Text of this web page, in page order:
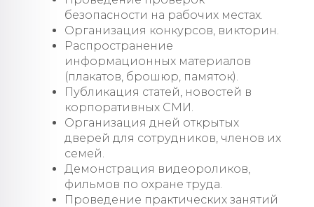
безопасности на рабочих местах.
Организация конкурсов, викторин.
Распространение
информационных материалов
(плакатов, брошюр, памяток).
Публикация статей, новостей в
корпоративных СМИ.
Организация дней открытых
дверей для сотрудников, членов их
семей.
Демонстрация видеороликов,
фильмов по охране труда.
Проведение практических занятий